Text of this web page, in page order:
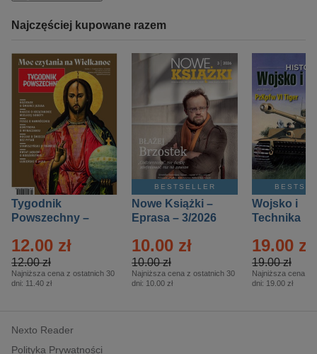
Najczęściej kupowane razem
Tygodnik
Powszechny –
12.00 zł
12.00 zł
Najniższa cena z ostatnich 30
dni: 11.40 zł
BESTSELLER
Nowe Książki –
Eprasa – 3/2026
10.00 zł
10.00 zł
Najniższa cena z ostatnich 30
dni: 10.00 zł
Wojsko i
Technika
– 2/2026
19.00 zł
19.00 zł
Najniższa cena z
dni: 19.00 zł
Nexto Reader
Polityka Prywatności